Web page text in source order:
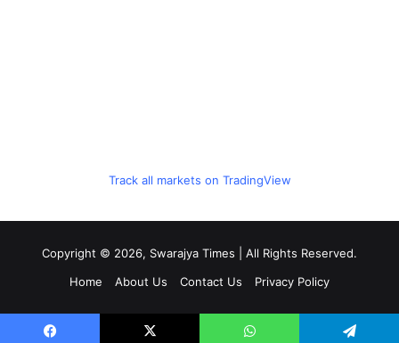
Track all markets on TradingView
Copyright © 2026, Swarajya Times | All Rights Reserved.
Home
About Us Contact Us Privacy Policy